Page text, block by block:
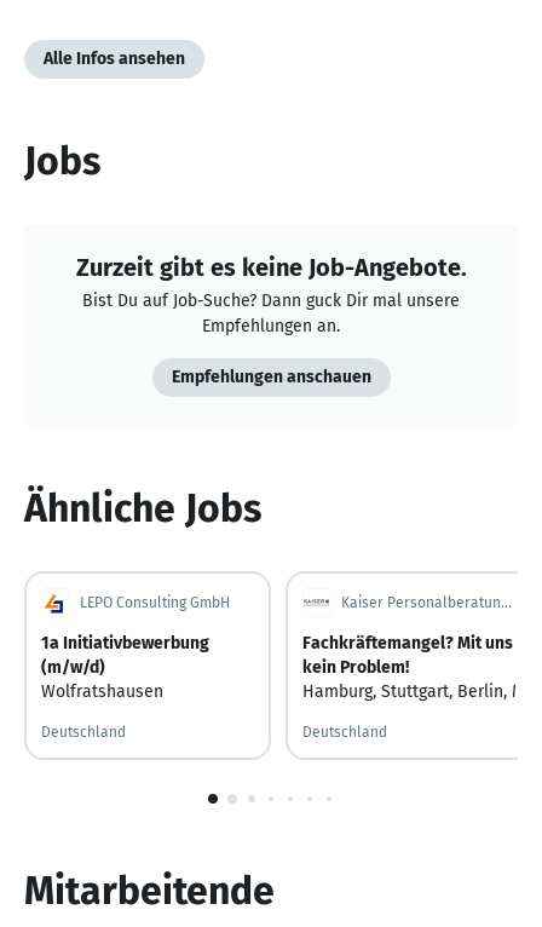
Alle Infos ansehen
Jobs
Zurzeit gibt es keine Job-Angebote.
Bist Du auf Job-Suche? Dann guck Dir mal unsere
Empfehlungen an.
Empfehlungen anschauen
Ähnliche Jobs
LEPO Consulting GmbH
1a Initiativbewerbung
(m/w/d)
Wolfratshausen
Deutschland
Kaiser Personalberatung GmbH
Fachkräftemangel? Mit uns
kein Problem!
Hamburg, Stuttgart, Berlin,
Deutschland
1
Mitarbeitende